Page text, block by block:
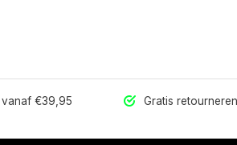
€39,95 Gratis